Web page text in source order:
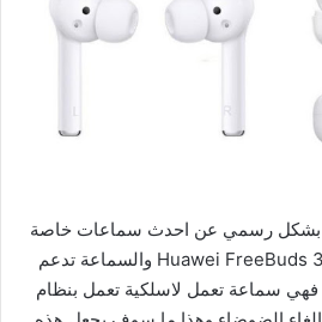
بشكل رسمي عن احدث سماعات خاصة
بها وتم اطلاقها تحت اسم Huawei FreeBuds 3i والسماعة تدعم
فهي سماعة تعمل لاسلكية تعمل بنظام